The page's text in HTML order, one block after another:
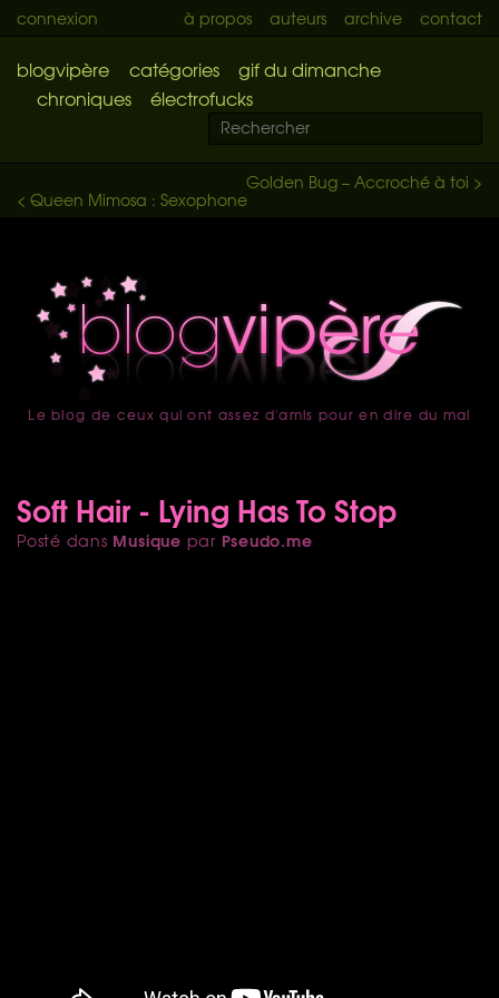
connexion à propos auteurs archive contact
blogvipère catégories
gif du dimanche
chroniques
électrofucks
Golden Bug – Accroché à toi >
< Queen Mimosa : Sexophone
accueil
Le blog de ceux qui ont assez d'amis pour en dire du mal
Soft Hair - Lying Has To Stop
Posté dans Musique par Pseudo.me